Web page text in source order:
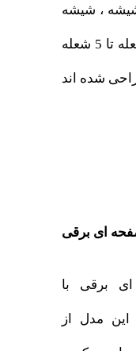
، شیشه
واستیل و تمام استیل از 2 شعله تا 5 شعله
ای برقی
برقی با
مدل از